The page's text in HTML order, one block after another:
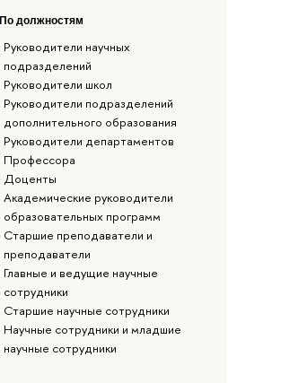
По должностям
Руководители научных
подразделений
Руководители школ
Руководители подразделений
дополнительного образования
Руководители департаментов
Профессора
Доценты
Академические руководители
образовательных программ
Старшие преподаватели и
преподаватели
Главные и ведущие научные
сотрудники
Старшие научные сотрудники
Научные сотрудники и младшие
научные сотрудники